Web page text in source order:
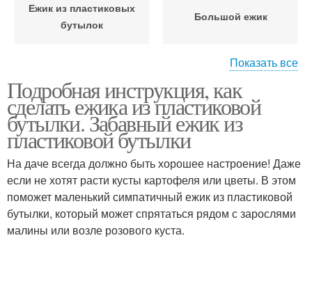
Ежик из пластиковых
бутылок
Большой ежик
Ежик из бутылки Ежик из еловых шишек
Ежик из донышка Двуногий ежик
Ежик из природных
Показать все
Подробная инструкция, как
сделать ежика из пластиковой
бутылки. Забавный ежик из
пластиковой бутылки
На даче всегда должно быть хорошее настроение! Даже
если не хотят расти кусты картофеля или цветы. В этом
поможет маленький симпатичный ежик из пластиковой
бутылки, который может спрятаться рядом с зарослями
малины или возле розового куста.